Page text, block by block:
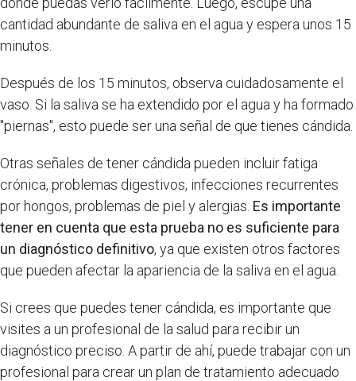
cantidad abundante de saliva en el agua y espera unos 15
minutos.
Después de los 15 minutos, observa cuidadosamente el
vaso. Si la saliva se ha extendido por el agua y ha formado
"piernas", esto puede ser una señal de que tienes cándida.
Otras señales de tener cándida pueden incluir fatiga
crónica, problemas digestivos, infecciones recurrentes
por hongos, problemas de piel y alergias. Es importante
tener en cuenta que esta prueba no es suficiente para
un diagnóstico definitivo, ya que existen otros factores
que pueden afectar la apariencia de la saliva en el agua.
Si crees que puedes tener cándida, es importante que
visites a un profesional de la salud para recibir un
diagnóstico preciso. A partir de ahí, puede trabajar con un
profesional para crear un plan de tratamiento adecuado